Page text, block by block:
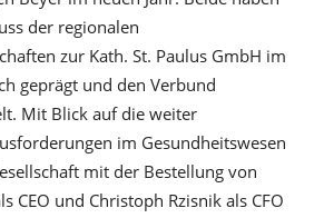
der regionalen
zur Kath. St. Paulus GmbH im
geprägt und den Verbund
Mit Blick auf die weiter
im Gesundheitswesen
mit der Bestellung von
CEO und Christoph Rzisnik als CFO